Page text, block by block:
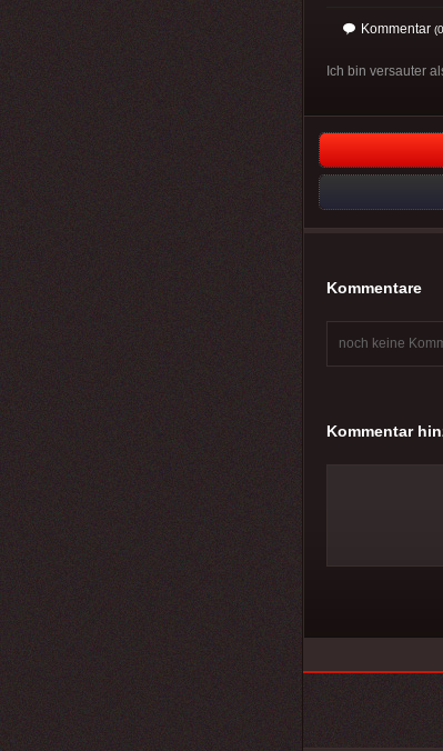
Kommentar
Ich bin versauter
Kommentare
noch keine
Kommentar